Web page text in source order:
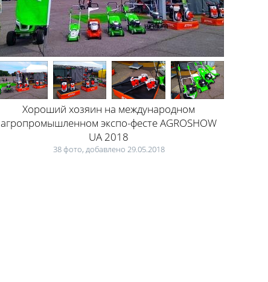
Хороший хозяин на международном
агропромышленном экспо-фесте AGROSHOW
UA 2018
38 фото, добавлено 29.05.2018